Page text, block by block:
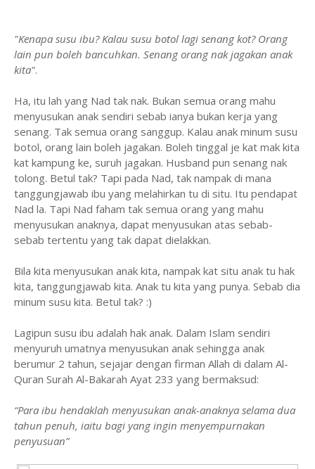
"Kenapa susu ibu? Kalau susu botol lagi senang kot? Orang
lain pun boleh bancuhkan. Senang orang nak jagakan anak
kita".
Ha, itu lah yang Nad tak nak. Bukan semua orang mahu
menyusukan anak sendiri sebab ianya bukan kerja yang
senang. Tak semua orang sanggup. Kalau anak minum susu
botol, orang lain boleh jagakan. Boleh tinggal je kat mak kita
kat kampung ke, suruh jagakan. Husband pun senang nak
tolong. Betul tak? Tapi pada Nad, tak nampak di mana
tanggungjawab ibu yang melahirkan tu di situ. Itu pendapat
Nad la. Tapi Nad faham tak semua orang yang mahu
menyusukan anaknya, dapat menyusukan atas sebab-
sebab tertentu yang tak dapat dielakkan.
Bila kita menyusukan anak kita, nampak kat situ anak tu hak
kita, tanggungjawab kita. Anak tu kita yang punya. Sebab dia
minum susu kita. Betul tak? :)
Lagipun susu ibu adalah hak anak. Dalam Islam sendiri
menyuruh umatnya menyusukan anak sehingga anak
berumur 2 tahun, sejajar dengan firman Allah di dalam Al-
Quran Surah Al-Bakarah Ayat 233 yang bermaksud:
“Para ibu hendaklah menyusukan anak-anaknya selama dua
tahun penuh, iaitu bagi yang ingin menyempurnakan
penyusuan”